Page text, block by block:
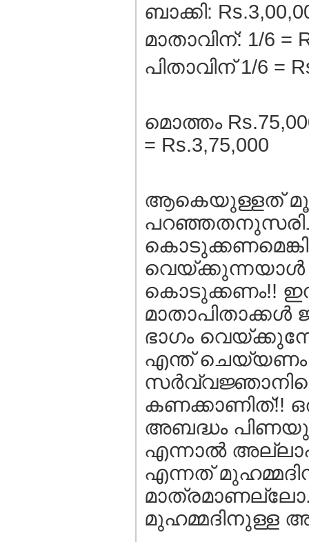
ബാക്കി:
മാതാവിന്: 1/6 =
പിതാവിന് 1/6 =
മൊത്തം
= Rs.3,75,000
ആകെയുള്ളത്
വെയ്ക്കുന്നയാള്‍
കൊടുക്കണം!!
ഭാഗം
എന്ത്
കണക്കാണിത്!!
അബദ്ധം
എന്നാല്‍
എന്നത്
മുഹമ്മദിനുള്ള